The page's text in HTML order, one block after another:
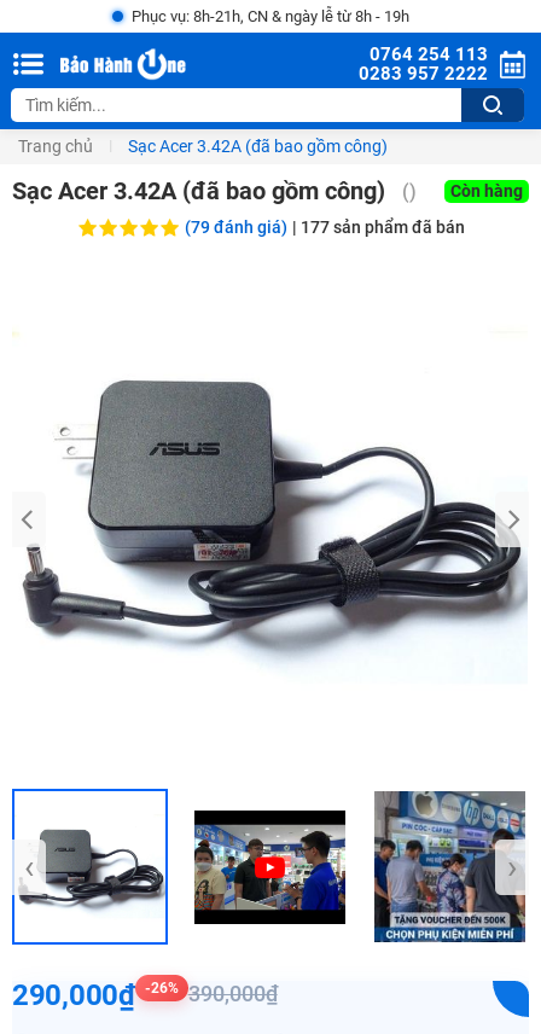
Phục vụ: 8h-21h, CN & ngày lễ từ 8h - 19h
0764 254 113
0283 957 2222
Trang chủ Sạc Acer 3.42A (đã bao gồm công)
Sạc Acer 3.42A (đã bao gồm công) ()
Còn hàng
(79 đánh giá) | 177sản phẩm đã bán
‹ ›
290,000₫ -26% 390,000₫